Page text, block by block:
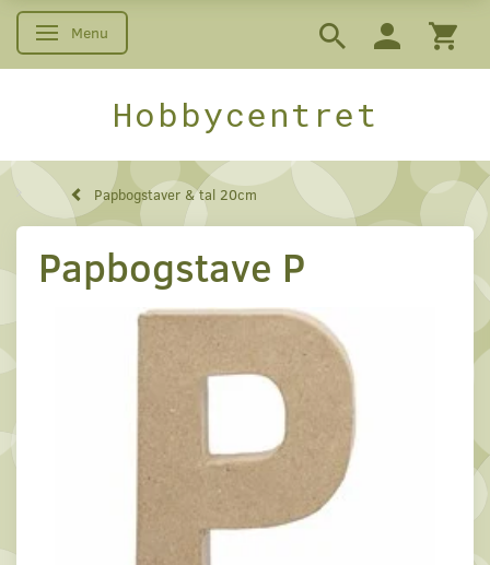
Skifte navigation
Menu
Hobbycentret
Papbogstaver & tal 20cm
Papbogstave P